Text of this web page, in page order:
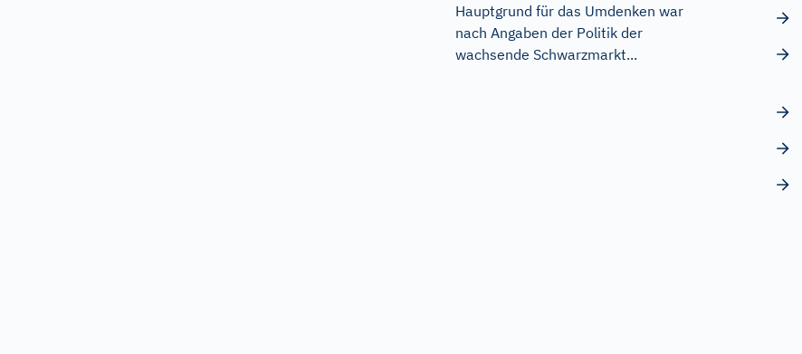
Hauptgrund für das Umdenken war
nach Angaben der Politik der
wachsende Schwarzmarkt...